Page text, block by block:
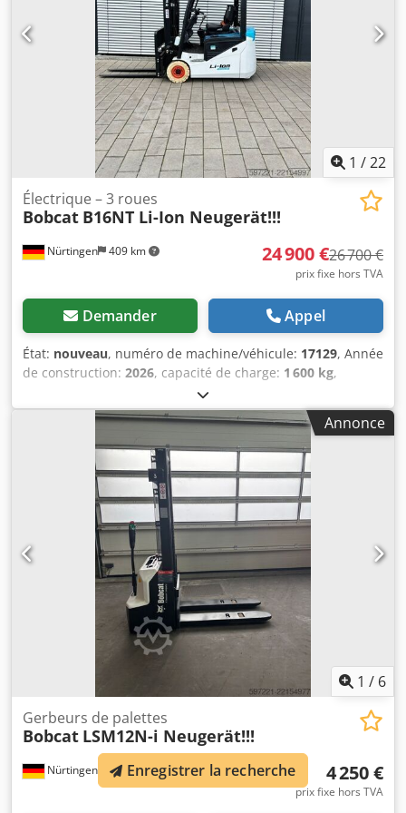
1 /22
Nürtingen 409 km
Électrique – 3 roues
Bobcat B16NT Li-Ion Neugerät!!!
24 900 €26 700 €
prix fixe hors TVA
Demander Appel
État: nouveau, numéro de machine/véhicule: 17129, Année
de construction: 2026, capacité de charge: 1 600 kg,
4 800 mm, levée libre:
centre de gravité de la charge:500 mm, type de carburant:
, type de mât:triplex, hauteur de construction:
, tension de la batterie:51,2 V, longueur des
1 200 mm, taille du pneu avant:18x7-8 non
, taille de pneu arrière: 16x6-8 non marking
3 290 kg, 5174830 Dedpfxjzfd Dzs Afmock
Numéro de série : OBA05-000013 Caractéristiques de la
batterie : 51,2 V, 277 Ah
Annonce
1 / 6
Nürtingen 409 km
Gerbeurs de palettes
Bobcat LSM12N-i Neugerät!!!
4 250 €
prix fixe hors TVA
Enregistrer la recherche